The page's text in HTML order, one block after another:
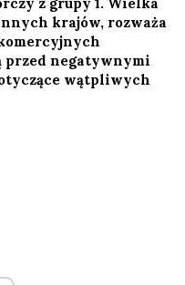
krajów, rozważa
przed negatywnymi
wątpliwych